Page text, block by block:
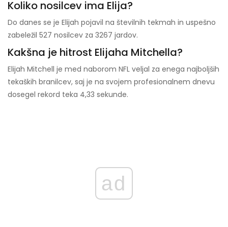
Koliko nosilcev ima Elija?
Do danes se je Elijah pojavil na številnih tekmah in uspešno
zabeležil 527 nosilcev za 3267 jardov.
Kakšna je hitrost Elijaha Mitchella?
Elijah Mitchell je med naborom NFL veljal za enega najboljših
tekaških branilcev, saj je na svojem profesionalnem dnevu
dosegel rekord teka 4,33 sekunde.
ad